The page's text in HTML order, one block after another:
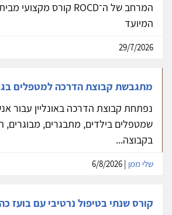
המיועד
29/7/2026
מתגבשת קבוצת הדרכה למטפלים
נפתחת קבוצת הדרכה באונליין עבור
שמטפלים בילדים, מתבגרים, מבוגרים,
בקבוצה...
שלי ממן
קורס שנתי בטיפול נרטיבי עם בועז